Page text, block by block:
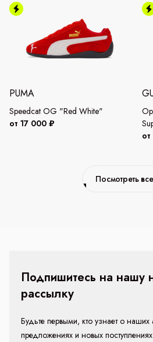
PUMA
Speedcat OG "Red White"
от 17 000 ₽
Посмотреть все
Подпишитесь на нашу
рассылку
Будьте первыми, кто узнает о наших
предложениях и новых поступлениях